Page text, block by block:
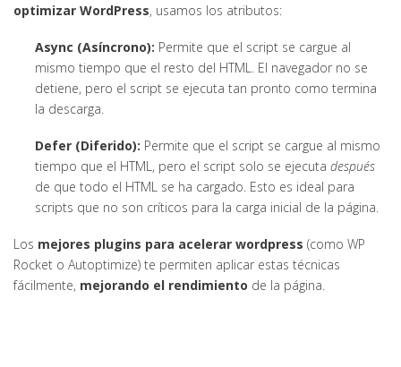
optimizar WordPress, usamos los atributos:
Async (Asíncrono): Permite que el script se cargue al
mismo tiempo que el resto del HTML. El navegador no se
detiene, pero el script se ejecuta tan pronto como termina
la descarga.
Defer (Diferido): Permite que el script se cargue al mismo
tiempo que el HTML, pero el script solo se ejecuta después
de que todo el HTML se ha cargado. Esto es ideal para
scripts que no son críticos para la carga inicial de la página.
Los mejores plugins para acelerar wordpress (como WP
Rocket o Autoptimize) te permiten aplicar estas técnicas
fácilmente, mejorando el rendimiento de la página.